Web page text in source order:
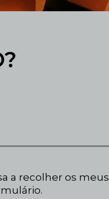
a recolher os meus